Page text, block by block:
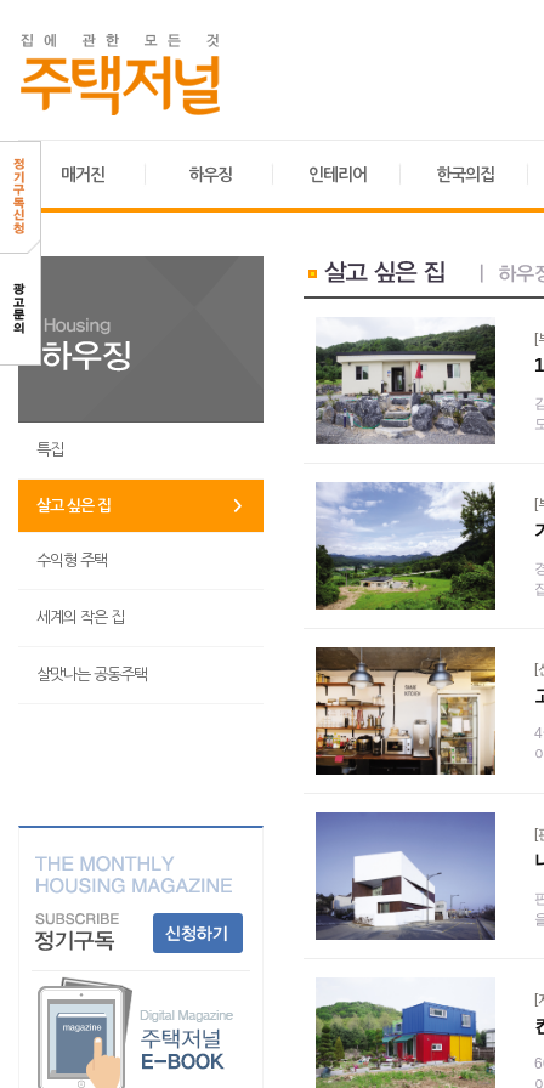
매거진 하우징 인테리어 한국의집
특집
살고 싶은 집
수익형 주택
세계의 작은 집
살맛나는 공동주택
[
[
[
[
[